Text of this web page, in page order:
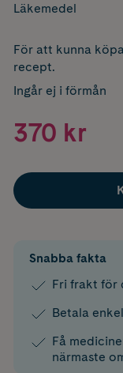
Läkemedel
För att kunna
recept.
Ingår ej i förmån
370 kr
Snabba fakta
Fri frakt för
Betala
Få
närmaste